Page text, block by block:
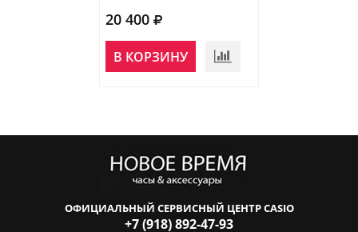
20 400
В КОРЗИНУ
ОФИЦИАЛЬНЫЙ СЕРВИСНЫЙ ЦЕНТР CASIO
+7 (918) 892-47-93